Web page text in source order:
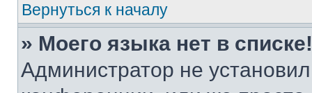
Вернуться к началу
» Моего языка нет в списке!
Администратор не